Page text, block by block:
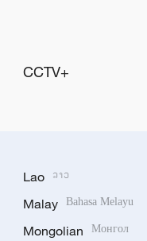
CCTV+
Lao ລາວ
Malay Bahasa Melayu
Mongolian Монгол